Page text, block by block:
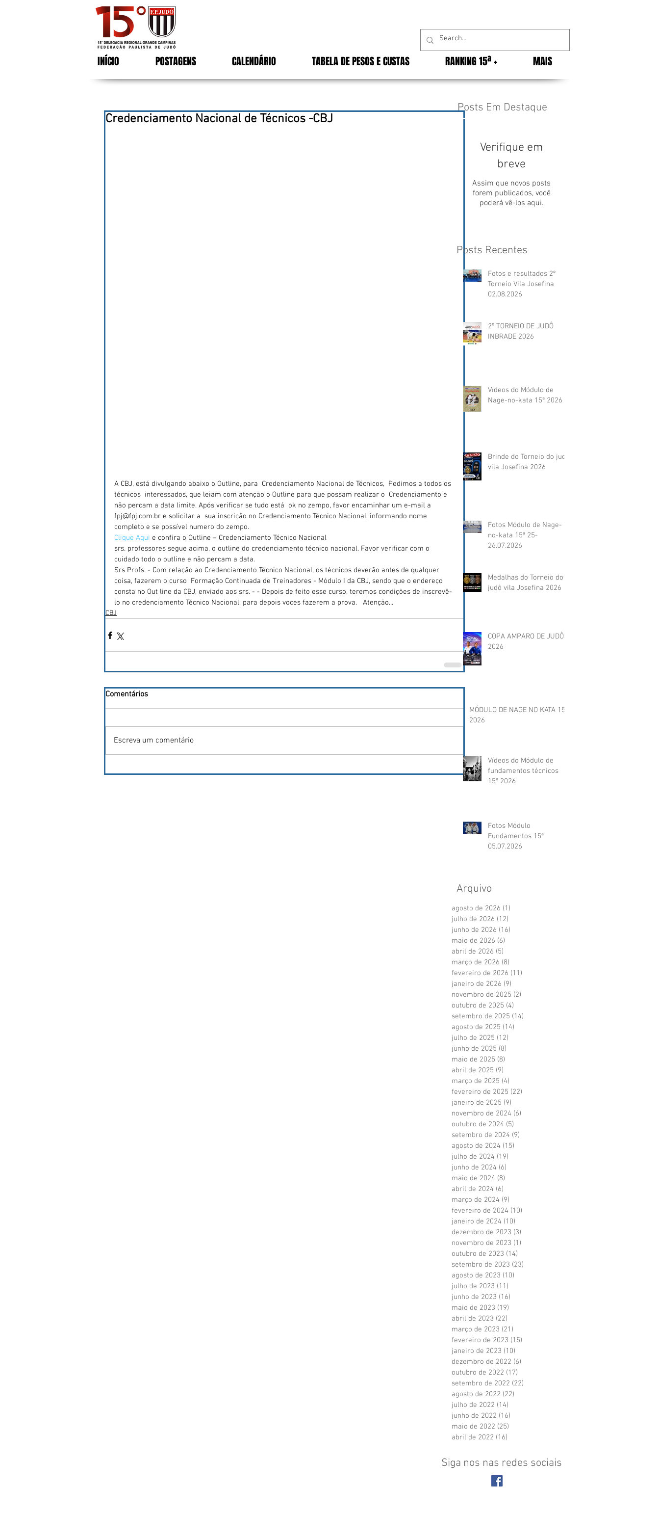
INÍCIO POSTAGENS CALENDÁRIO TABELA DE PESOS E CUSTAS RANKING 15ª + MAIS
Credenciamento Nacional de Técnicos -CBJ
A CBJ, está divulgando abaixo o Outline, para  Credenciamento Nacional de Técnicos,  Pedimos a todos os
técnicos  interessados, que leiam com atenção o Outline para que possam realizar o  Credenciamento e
não percam a data limite. Após verificar se tudo está  ok no zempo, favor encaminhar um e-mail a
fpj@fpj.com.br e solicitar a  sua inscrição no Credenciamento Técnico Nacional, informando nome
completo e se possível numero do zempo.
Clique Aqui e confira o Outline – Credenciamento Técnico Nacional
srs. professores segue acima, o outline do credenciamento técnico nacional. Favor verificar com o
cuidado todo o outline e não percam a data.
Srs Profs. - Com relação ao Credenciamento Técnico Nacional, os técnicos deverão antes de qualquer
coisa, fazerem o curso  Formação Continuada de Treinadores - Módulo I da CBJ, sendo que o endereço
consta no Out line da CBJ, enviado aos srs. - - Depois de feito esse curso, teremos condições de inscrevê-
lo no credenciamento Técnico Nacional, para depois voces fazerem a prova.   Atenção...
CBJ
Comentários
Escreva um comentário
Posts Em Destaque
Verifique em
breve
Assim que novos posts
forem publicados, você
poderá vê-los aqui.
Posts Recentes
Fotos e resultados 2º
Torneio Vila Josefina
02.08.2026
2º TORNEIO DE JUDÔ
INBRADE 2026
Vídeos do Módulo de
Nage-no-kata 15ª 2026
Brinde do Torneio do judô
vila Josefina 2026
Fotos Módulo de Nage-
no-kata 15ª 25-
26.07.2026
Medalhas do Torneio do
judô vila Josefina 2026
COPA AMPARO DE JUDÔ
2026
MÓDULO DE NAGE NO KATA 15ª
2026
Vídeos do Módulo de
fundamentos técnicos
15ª 2026
Fotos Módulo
Fundamentos 15ª
05.07.2026
Arquivo
agosto de 2026 (1)
julho de 2026 (12)
junho de 2026 (16)
maio de 2026 (6)
abril de 2026 (5)
março de 2026 (8)
fevereiro de 2026 (11)
janeiro de 2026 (9)
novembro de 2025 (2)
outubro de 2025 (4)
setembro de 2025 (14)
agosto de 2025 (14)
julho de 2025 (12)
junho de 2025 (8)
maio de 2025 (8)
abril de 2025 (9)
março de 2025 (4)
fevereiro de 2025 (22)
janeiro de 2025 (9)
novembro de 2024 (6)
outubro de 2024 (5)
setembro de 2024 (9)
agosto de 2024 (15)
julho de 2024 (19)
junho de 2024 (6)
maio de 2024 (8)
abril de 2024 (6)
março de 2024 (9)
fevereiro de 2024 (10)
janeiro de 2024 (10)
dezembro de 2023 (3)
novembro de 2023 (1)
outubro de 2023 (14)
setembro de 2023 (23)
agosto de 2023 (10)
julho de 2023 (11)
junho de 2023 (16)
maio de 2023 (19)
abril de 2023 (22)
março de 2023 (21)
fevereiro de 2023 (15)
janeiro de 2023 (10)
dezembro de 2022 (6)
outubro de 2022 (17)
setembro de 2022 (22)
agosto de 2022 (22)
julho de 2022 (14)
junho de 2022 (16)
maio de 2022 (25)
abril de 2022 (16)
Siga nos nas redes sociais